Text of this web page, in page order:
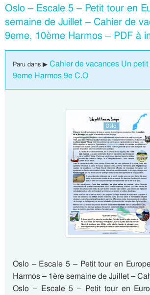
Oslo – Escale 5 – Petit tour en
semaine de Juillet – Cahier de
9eme, 10ème Harmos – PDF à
Paru dans ▶ Cahier de vacances Un
9eme Harmos 9e C.O
Oslo – Escale 5 – Petit tour en
Harmos – 1ère semaine de Juillet –
Oslo – Escale 5 – Petit tour en